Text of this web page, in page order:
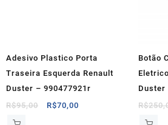
Adesivo Plastico Porta
Traseira Esquerda Renault
Duster – 990477921r
R$95,00
O
R$70,00
Botão
Duster
R$